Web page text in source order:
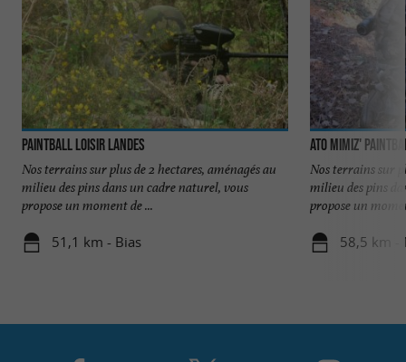
Paintball Loisir Landes
Nos terrains sur plus de 2 hectares, aménagés au
milieu des pins dans un cadre naturel, vous
propose un moment de ...
51,1 km - Bias
Ato Mimiz'
Nos terrains sur
milieu des pins
propose un
58,5 km -